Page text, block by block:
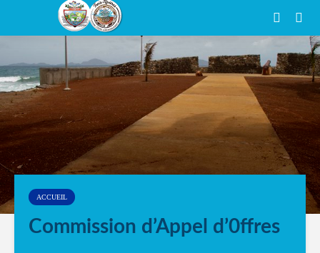
ACCUEIL
Commission d’Appel d’0ffres